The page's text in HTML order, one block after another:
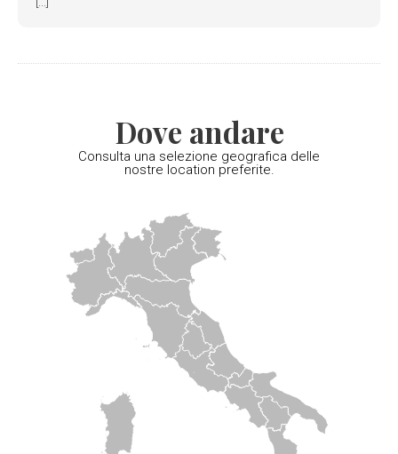
Dove andare
Consulta una selezione geografica delle
nostre location preferite.